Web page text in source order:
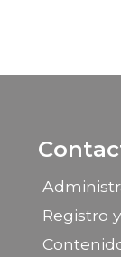
Registro